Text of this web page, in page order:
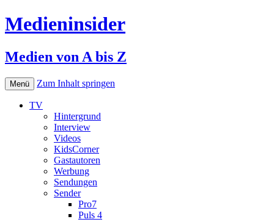
Medieninsider
Medien von A bis Z
Menü Zum Inhalt springen
TV
Hintergrund
Interview
Videos
KidsCorner
Gastautoren
Werbung
Sendungen
Sender
Pro7
Puls 4